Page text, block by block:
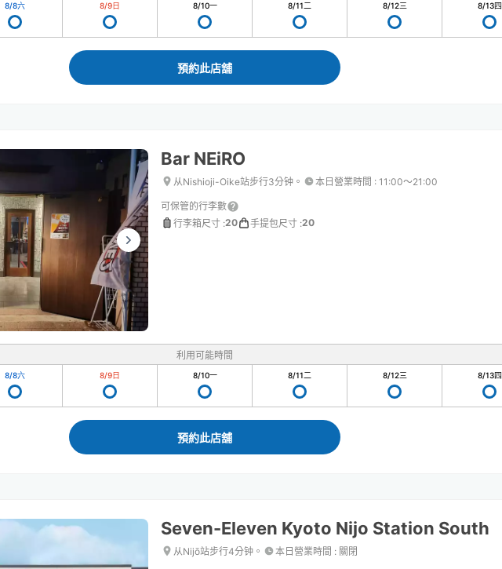
8/8六 8/9日 8/10一 8/11二 8/12三 8/13四
預約此店舖
Bar NEiRO
从Nishioji-Oike站步行3分钟。 本日營業時間 : 11:00〜21:00
可保管的行李數
行李箱尺寸 :20 手提包尺寸 :20
利用可能時間
8/8六 8/9日 8/10一 8/11二 8/12三 8/13四
預約此店舖
Seven-Eleven Kyoto Nijo Station South
从Nijō站步行4分钟。 本日營業時間 : 關閉